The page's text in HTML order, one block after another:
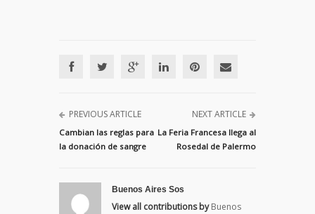
PREVIOUS ARTICLE
Cambian las reglas para
la donación de sangre
NEXT ARTICLE
La Feria Francesa llega al
Rosedal de Palermo
Buenos Aires Sos
View all contributions by Buenos